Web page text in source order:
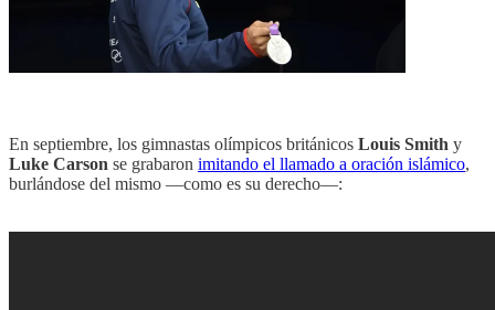
En septiembre, los gimnastas olímpicos británicos Louis Smith y
Luke Carson se grabaron imitando el llamado a oración islámico,
burlándose del mismo —como es su derecho—: